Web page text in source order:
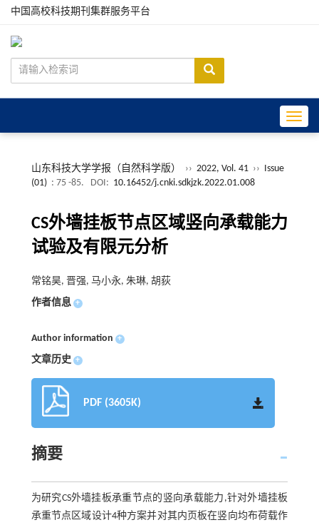
中国高校科技期刊集群服务平台
山东科技大学学报（自然科学版） ›› 2022, Vol. 41 ›› Issue
(01) : 75 -85. DOI: 10.16452/j.cnki.sdkjzk.2022.01.008
CS外墙挂板节点区域竖向承载能力
试验及有限元分析
常铭昊, 晋强, 马小永, 朱琳, 胡荻
作者信息 +
Author information +
文章历史 +
PDF (3605K)
摘要
为研究CS外墙挂板承重节点的竖向承载能力,针对外墙挂板
承重节点区域设计4种方案并对其内页板在竖向均布荷载作